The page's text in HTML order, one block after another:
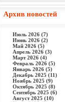
Архив новостей
Июль 2026 (7)
Июнь 2026 (2)
Май 2026 (5)
Апрель 2026 (3)
Март 2026 (4)
Февраль 2026 (5)
Январь 2026 (5)
Декабрь 2025 (11)
Ноябрь 2025 (9)
Октябрь 2025 (8)
Сентябрь 2025 (6)
Август 2025 (10)